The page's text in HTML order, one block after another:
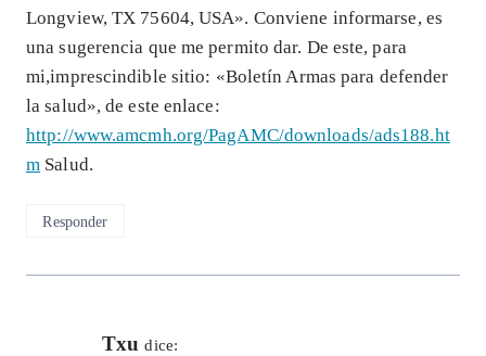
Longview, TX 75604, USA». Conviene informarse, es
una sugerencia que me permito dar. De este, para
mi,imprescindible sitio: «Boletín Armas para defender
la salud», de este enlace:
http://www.amcmh.org/PagAMC/downloads/ads188.ht
m Salud.
Responder
Txu dice: